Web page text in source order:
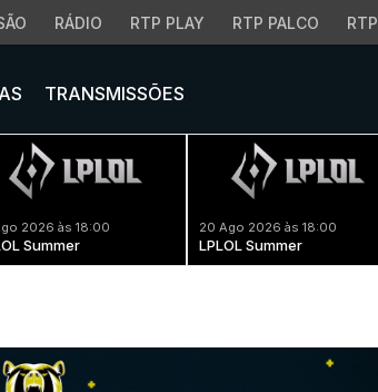
RÁDIO RTP PLAY RTP PALCO
TRANSMISSÕES
2026 às 18:00
Summer
20 Ago 2026 às 18:00
LPLOL Summer